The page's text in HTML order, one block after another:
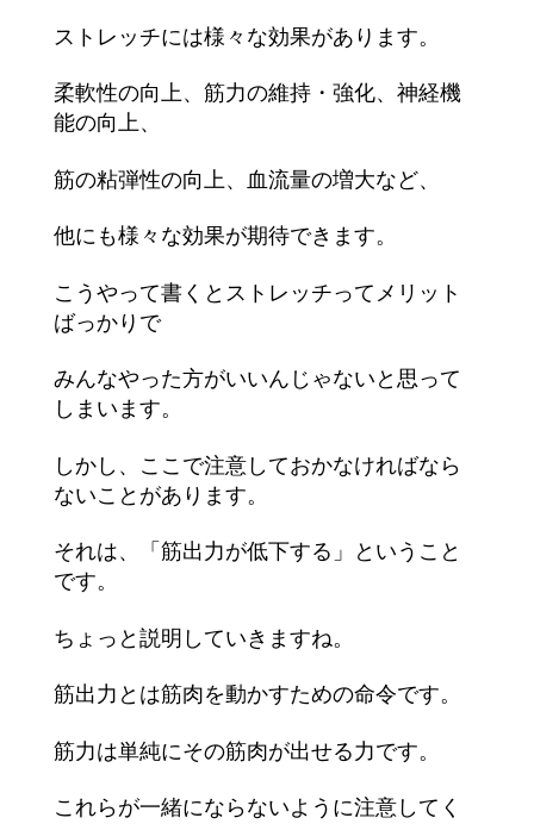
ストレッチには様々な効果があります。
柔軟性の向上、筋力の維持・強化、神経機
能の向上、
筋の粘弾性の向上、血流量の増大など、
他にも様々な効果が期待できます。
こうやって書くとストレッチってメリット
ばっかりで
みんなやった方がいいんじゃないと思って
しまいます。
しかし、ここで注意しておかなければなら
ないことがあります。
それは、「筋出力が低下する」ということ
です。
ちょっと説明していきますね。
筋出力とは筋肉を動かすための命令です。
筋力は単純にその筋肉が出せる力です。
これらが一緒にならないように注意してく